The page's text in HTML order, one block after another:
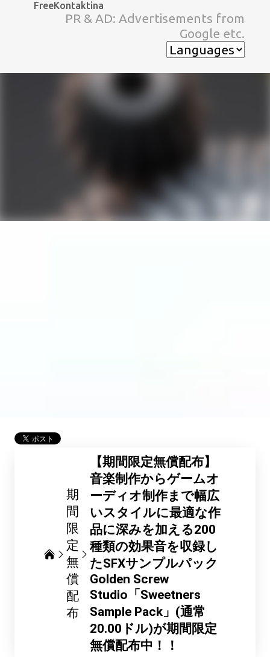
スキップしてメイン コンテンツに移動
FreeKontaktina
PR & AD: Advertisements from
Google etc.
期
間
限
定
無
償
配
布
【期間限定無償配布】
音楽制作からゲームオ
ーディオ制作まで幅広
いスタイルに最適な作
品に深みを加える200
種類の効果音を収録し
たSFXサンプルパック
Golden Screw
Studio「Sweetners
Sample Pack」(通常
20.00ドル)が期間限定
無償配布中！！